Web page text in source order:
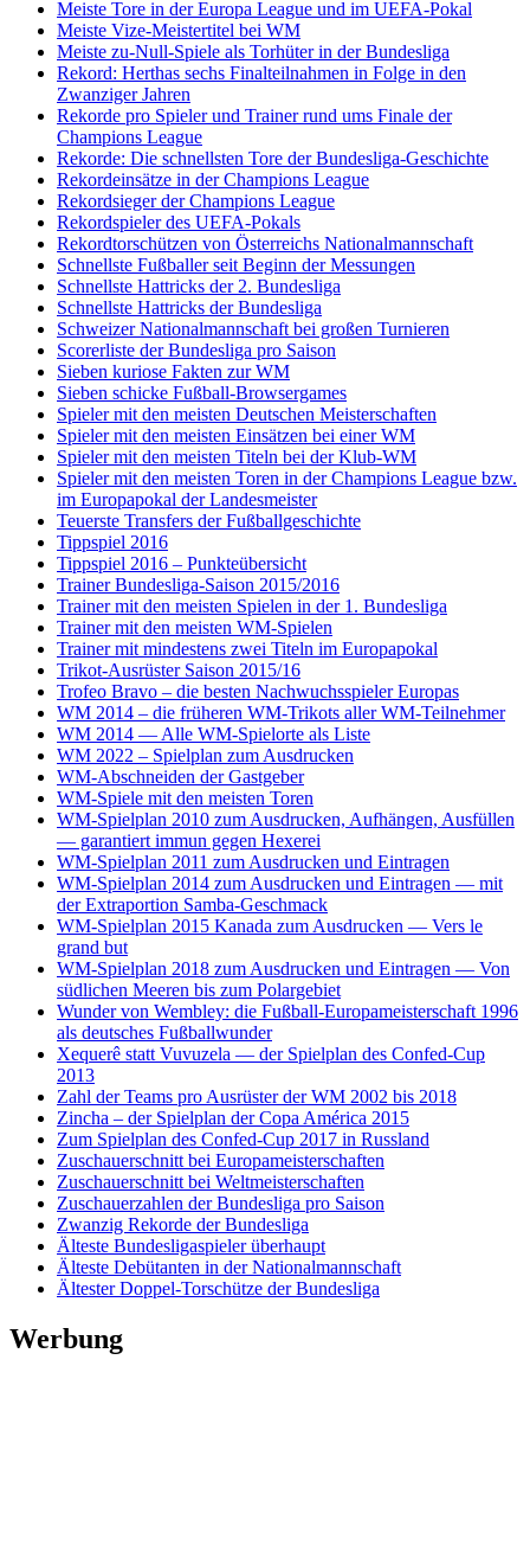
Meiste Tore in der Europa League und im UEFA-Pokal
Meiste Vize-Meistertitel bei WM
Meiste zu-Null-Spiele als Torhüter in der Bundesliga
Rekord: Herthas sechs Finalteilnahmen in Folge in den
Zwanziger Jahren
Rekorde pro Spieler und Trainer rund ums Finale der
Champions League
Rekorde: Die schnellsten Tore der Bundesliga-Geschichte
Rekordeinsätze in der Champions League
Rekordsieger der Champions League
Rekordspieler des UEFA-Pokals
Rekordtorschützen von Österreichs Nationalmannschaft
Schnellste Fußballer seit Beginn der Messungen
Schnellste Hattricks der 2. Bundesliga
Schnellste Hattricks der Bundesliga
Schweizer Nationalmannschaft bei großen Turnieren
Scorerliste der Bundesliga pro Saison
Sieben kuriose Fakten zur WM
Sieben schicke Fußball-Browsergames
Spieler mit den meisten Deutschen Meisterschaften
Spieler mit den meisten Einsätzen bei einer WM
Spieler mit den meisten Titeln bei der Klub-WM
Spieler mit den meisten Toren in der Champions League bzw.
im Europapokal der Landesmeister
Teuerste Transfers der Fußballgeschichte
Tippspiel 2016
Tippspiel 2016 – Punkteübersicht
Trainer Bundesliga-Saison 2015/2016
Trainer mit den meisten Spielen in der 1. Bundesliga
Trainer mit den meisten WM-Spielen
Trainer mit mindestens zwei Titeln im Europapokal
Trikot-Ausrüster Saison 2015/16
Trofeo Bravo – die besten Nachwuchsspieler Europas
WM 2014 – die früheren WM-Trikots aller WM-Teilnehmer
WM 2014 — Alle WM-Spielorte als Liste
WM 2022 – Spielplan zum Ausdrucken
WM-Abschneiden der Gastgeber
WM-Spiele mit den meisten Toren
WM-Spielplan 2010 zum Ausdrucken, Aufhängen, Ausfüllen
— garantiert immun gegen Hexerei
WM-Spielplan 2011 zum Ausdrucken und Eintragen
WM-Spielplan 2014 zum Ausdrucken und Eintragen — mit
der Extraportion Samba-Geschmack
WM-Spielplan 2015 Kanada zum Ausdrucken — Vers le
grand but
WM-Spielplan 2018 zum Ausdrucken und Eintragen — Von
südlichen Meeren bis zum Polargebiet
Wunder von Wembley: die Fußball-Europameisterschaft 1996
als deutsches Fußballwunder
Xequerê statt Vuvuzela — der Spielplan des Confed-Cup
2013
Zahl der Teams pro Ausrüster der WM 2002 bis 2018
Zincha – der Spielplan der Copa América 2015
Zum Spielplan des Confed-Cup 2017 in Russland
Zuschauerschnitt bei Europameisterschaften
Zuschauerschnitt bei Weltmeisterschaften
Zuschauerzahlen der Bundesliga pro Saison
Zwanzig Rekorde der Bundesliga
Älteste Bundesligaspieler überhaupt
Älteste Debütanten in der Nationalmannschaft
Ältester Doppel-Torschütze der Bundesliga
Werbung